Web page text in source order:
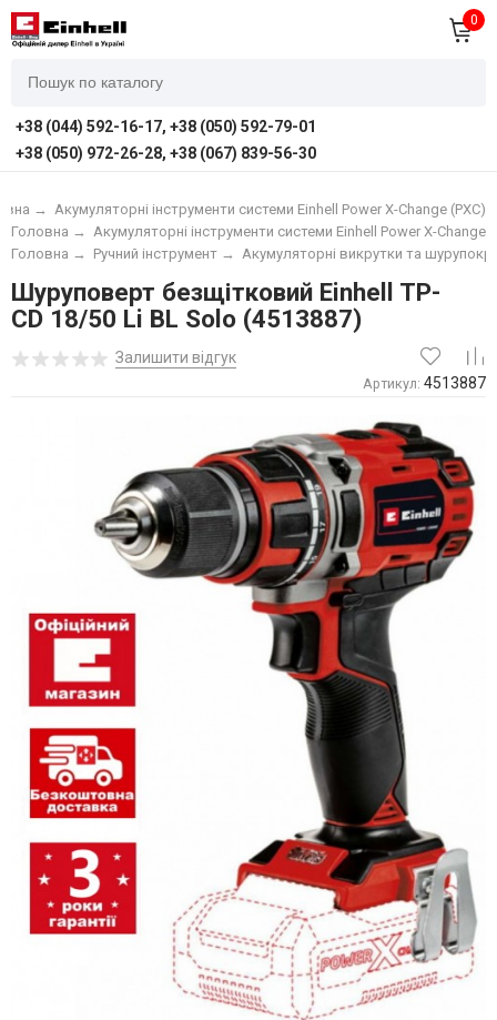
0
+38 (044) 592-16-17, +38 (050) 592-79-01
+38 (050) 972-26-28, +38 (067) 839-56-30
→
Акумуляторні інструменти системи Einhell Power X-Change (PXC)
Акумуляторні інструменти системи Einhell Power X-Change
Головна →
Акумуляторні викрутки та
Ручний інструмент →
Головна →
Шуруповерт безщітковий Einhell TP-
CD 18/50 Li BL Solo (4513887)
Залишити відгук
Артикул: 4513887